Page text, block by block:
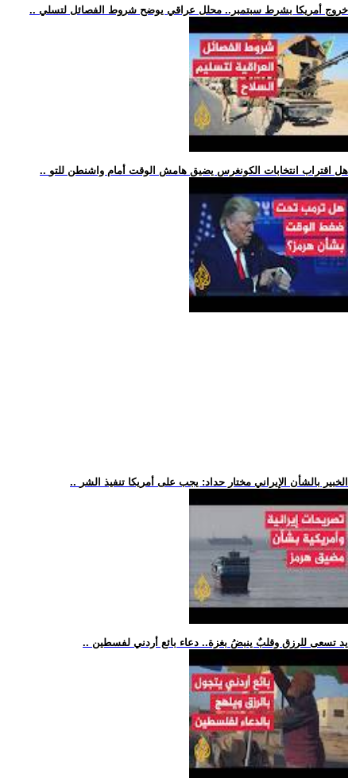
.. خروج أمريكا بشرط سبتمبر.. محلل عراقي يوضح شروط الفصائل لتسلي
.. هل اقتراب انتخابات الكونغرس يضيق هامش الوقت أمام واشنطن للتو
.. الخبير بالشأن الإيراني مختار حداد: يجب على أمريكا تنفيذ الشر
.. يد تسعى للرزق وقلبٌ ينبضُ بغزة.. دعاء بائع أردني لفسطين